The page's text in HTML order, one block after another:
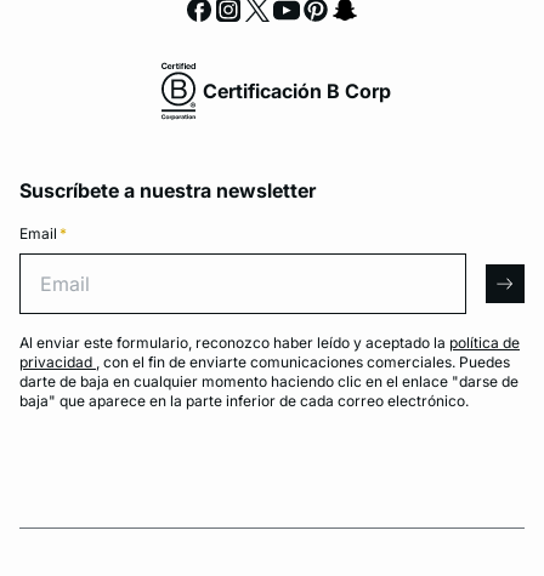
Certificación B Corp
Suscríbete a nuestra newsletter
Email *
Al enviar este formulario, reconozco haber leído y aceptado la política de
privacidad , con el fin de enviarte comunicaciones comerciales. Puedes
darte de baja en cualquier momento haciendo clic en el enlace "darse de
baja" que aparece en la parte inferior de cada correo electrónico.